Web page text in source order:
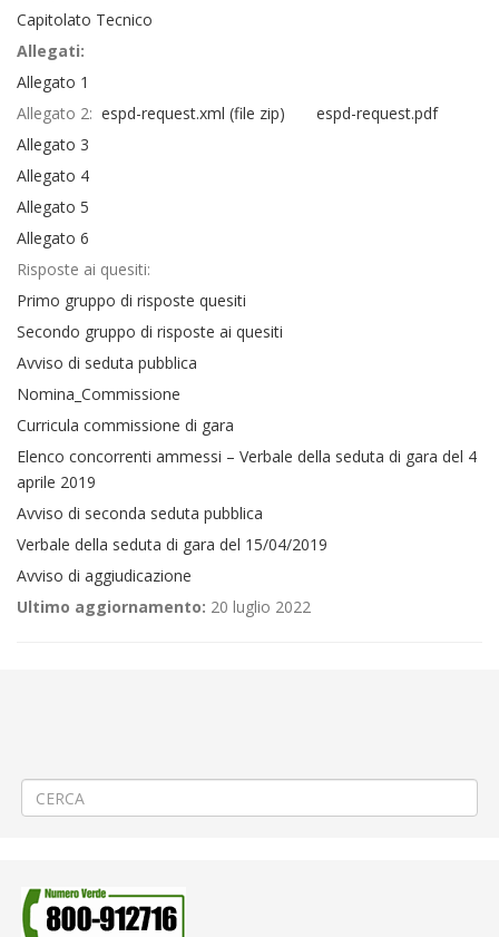
Capitolato Tecnico
Allegati:
Allegato 1
Allegato 2: espd-request.xml (file zip)
espd-request.pdf
Allegato 3
Allegato 4
Allegato 5
Allegato 6
Risposte ai quesiti:
Primo gruppo di risposte quesiti
Secondo gruppo di risposte ai quesiti
Avviso di seduta pubblica
Nomina_Commissione
Curricula commissione di gara
Elenco concorrenti ammessi – Verbale della seduta di gara del 4
aprile 2019
Avviso di seconda seduta pubblica
Verbale della seduta di gara del 15/04/2019
Avviso di aggiudicazione
Ultimo aggiornamento: 20 luglio 2022